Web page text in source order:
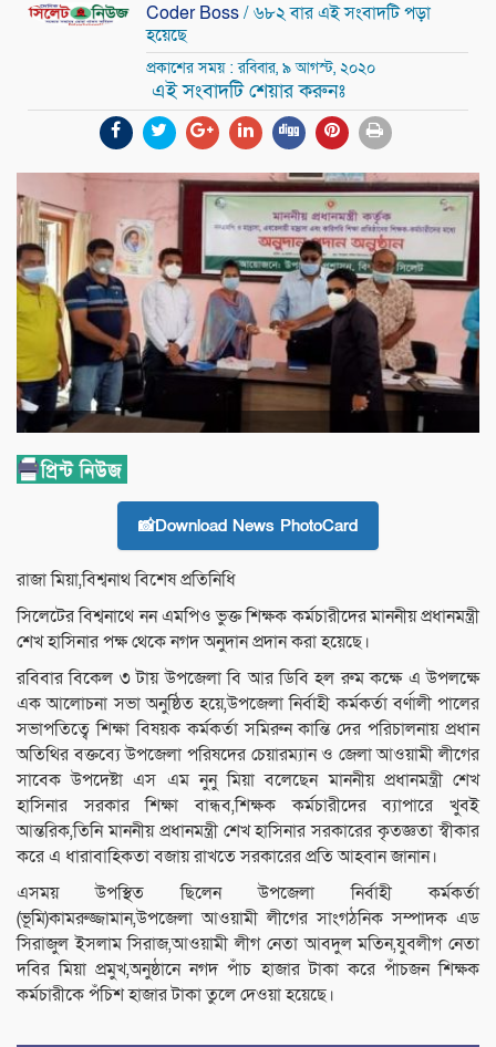
Coder Boss/ ৬৮২ বার এই সংবাদটি পড়া
হয়েছে
প্রকাশের সময় : রবিবার, ৯ আগস্ট, ২০২০
এই সংবাদটি শেয়ার করুনঃ
📸Download News PhotoCard
রাজা মিয়া,বিশ্বনাথ বিশেষ প্রতিনিধি
সিলেটের বিশ্বনাথে নন এমপিও ভুক্ত শিক্ষক কর্মচারীদের মাননীয় প্রধানমন্ত্রী
শেখ হাসিনার পক্ষ থেকে নগদ অনুদান প্রদান করা হয়েছে।
রবিবার বিকেল ৩ টায় উপজেলা বি আর ডিবি হল রুম কক্ষে এ উপলক্ষে
এক আলোচনা সভা অনুষ্ঠিত হয়ে,উপজেলা নির্বাহী কর্মকর্তা বর্ণালী পালের
সভাপতিত্বে শিক্ষা বিষয়ক কর্মকর্তা সমিরুন কান্তি দের পরিচালনায় প্রধান
অতিথির বক্তব্যে উপজেলা পরিষদের চেয়ারম্যান ও জেলা আওয়ামী লীগের
সাবেক উপদেষ্টা এস এম নুনু মিয়া বলেছেন মাননীয় প্রধানমন্ত্রী শেখ
হাসিনার সরকার শিক্ষা বান্ধব,শিক্ষক কর্মচারীদের ব্যাপারে খুবই
আন্তরিক,তিনি মাননীয় প্রধানমন্ত্রী শেখ হাসিনার সরকারের কৃতজ্ঞতা স্বীকার
করে এ ধারাবাহিকতা বজায় রাখতে সরকারের প্রতি আহবান জানান।
এসময় উপস্থিত ছিলেন উপজেলা নির্বাহী কর্মকর্তা
(ভূমি)কামরুজ্জামান,উপজেলা আওয়ামী লীগের সাংগঠনিক সম্পাদক এড
সিরাজুল ইসলাম সিরাজ,আওয়ামী লীগ নেতা আবদুল মতিন,যুবলীগ নেতা
দবির মিয়া প্রমুখ,অনুষ্ঠানে নগদ পাঁচ হাজার টাকা করে পাঁচজন শিক্ষক
কর্মচারীকে পঁচিশ হাজার টাকা তুলে দেওয়া হয়েছে।